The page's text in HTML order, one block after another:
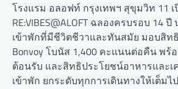
โรงแรม อลอฟท์ กรุงเทพฯ สุขุมวิท 11
RE:VIBES@ALOFT ฉลองครบรอบ 14
เข้าพักที่มีชีวิตชีวาและทันสมัย มอบสิท
Bonvoy โบนัส 1,400 คะแนนต่อคืน พร้
ต้อนรับ และสิทธิประโยชน์อาหารและ
เข้าพัก ยกระดับทุกการเดินทางให้เต็มไ